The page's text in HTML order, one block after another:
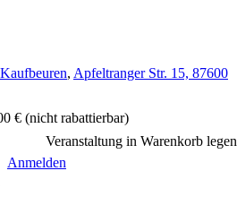
, Apfeltranger Str. 15, 87600
€ (nicht rabattierbar)
Veranstaltung in Warenkorb legen
Anmelden